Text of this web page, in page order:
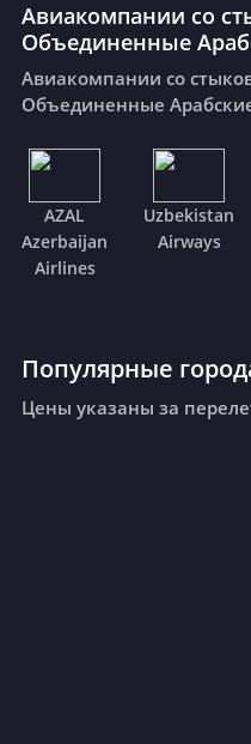
Авиакомпании со
Объединенные
Авиакомпании со
Объединенные
AZAL
Azerbaijan
Airlines
Uzbekistan
Airways
Популярные
Цены указаны за